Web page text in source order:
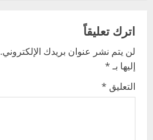
v
i
g
اترك تعليقاً
لن يتم نشر عنوان بريدك الإلكتروني.
إليها بـ*
التعليق *